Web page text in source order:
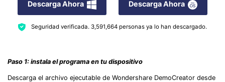
Descarga Ahora Descarga Ahora
Seguridad verificada. 3,591,664personas ya lo han descargado.
Paso 1: instala el programa en tu dispositivo
Descarga el archivo ejecutable de Wondershare DemoCreator desde